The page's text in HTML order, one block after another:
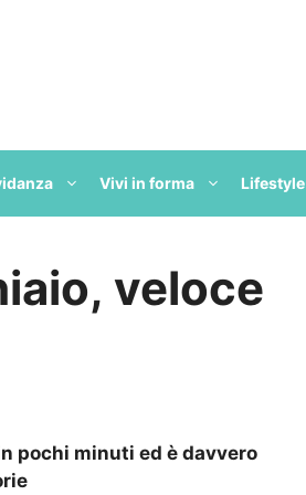
Vivi in forma Lifestyle
veloce
pochi minuti ed è davvero